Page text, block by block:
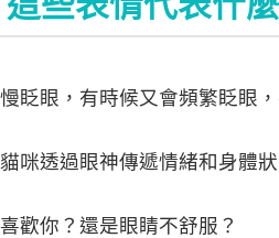
眨眼，有時候又會頻繁眨眼
咪透過眼神傳遞情緒和身體狀
歡你？還是眼睛不舒服？